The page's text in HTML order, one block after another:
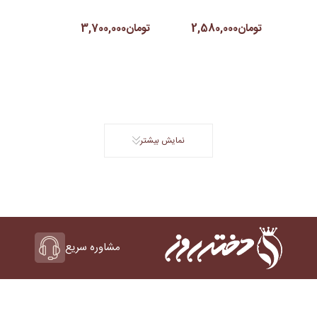
تومان2,580,000 تومان3,700,000
نمایش بیشتر
مشاوره سریع